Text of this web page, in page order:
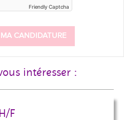
Friendly Captcha
MA CANDIDATURE
intéresser :
F